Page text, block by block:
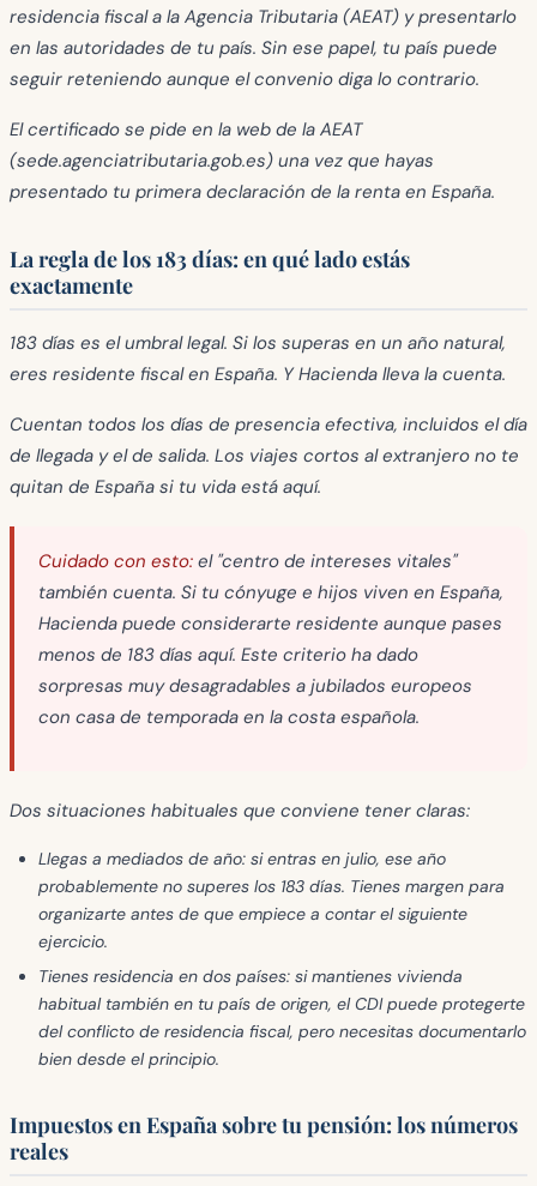
residencia fiscala la Agencia Tributaria (AEAT) y presentarlo
en las autoridades de tu país. Sin ese papel, tu país puede
seguir reteniendo aunque el convenio diga lo contrario.
El certificado se pide en la web de la AEAT
(sede.agenciatributaria.gob.es) una vez que hayas
presentado tu primera declaración de la renta en España.
La regla de los 183 días: en qué lado estás
exactamente
183 días es el umbral legal. Si los superas en un año natural,
eres residente fiscal en España. Y Hacienda lleva la cuenta.
Cuentan todos los días de presencia efectiva, incluidos el día
de llegada y el de salida. Los viajes cortos al extranjero no te
quitan de España si tu vida está aquí.
Cuidado con esto: el "centro de intereses vitales"
también cuenta. Si tu cónyuge e hijos viven en España,
Hacienda puede considerarte residente aunque pases
menos de 183 días aquí. Este criterio ha dado
sorpresas muy desagradables a jubilados europeos
con casa de temporada en la costa española.
Dos situaciones habituales que conviene tener claras:
Llegas a mediados de año: si entras en julio, ese año
probablemente no superes los 183 días. Tienes margen para
organizarte antes de que empiece a contar el siguiente
ejercicio.
Tienes residencia en dos países: si mantienes vivienda
habitual también en tu país de origen, el CDI puede protegerte
del conflicto de residencia fiscal, pero necesitas documentarlo
bien desde el principio.
Impuestos en España sobre tu pensión: los números
reales